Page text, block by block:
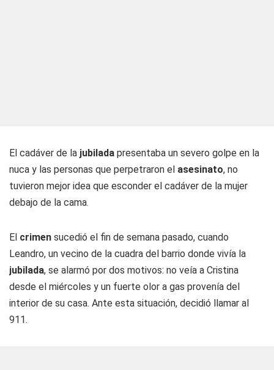
El cadáver de la jubilada presentaba un severo golpe en la
nuca y las personas que perpetraron el asesinato, no
tuvieron mejor idea que esconder el cadáver de la mujer
debajo de la cama.
El crimen sucedió el fin de semana pasado, cuando
Leandro, un vecino de la cuadra del barrio donde vivía la
jubilada, se alarmó por dos motivos: no veía a Cristina
desde el miércoles y un fuerte olor a gas provenía del
interior de su casa. Ante esta situación, decidió llamar al
911.